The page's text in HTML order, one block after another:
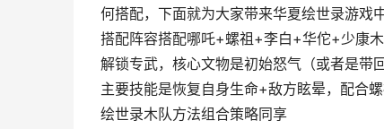
何搭配，下面就为大家带来华夏绘世录游戏
搭配阵容搭配哪吒+螺祖+李白+华佗+少康
解锁专武，核心文物是初始怒气（或者是带
主要技能是恢复自身生命+敌方眩晕，配合
绘世录木队方法组合策略同享